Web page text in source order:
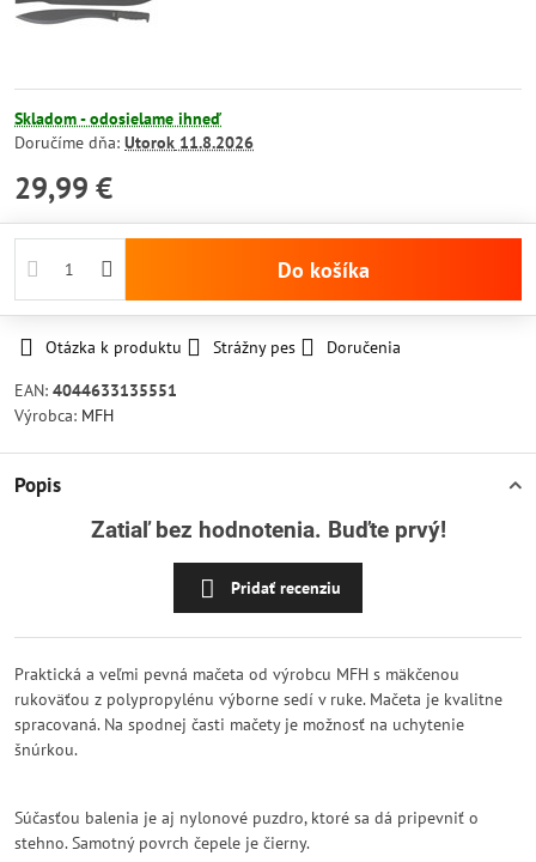
Skladom - odosielame ihneď
Doručíme dňa: Utorok 11.8.2026
29,99 €
Do košíka
Otázka k produktu Strážny pes
Doručenia
EAN: 4044633135551
Výrobca: MFH
Popis
Zatiaľ bez hodnotenia. Buďte prvý!
Pridať recenziu
Praktická a veľmi pevná mačeta od výrobcu MFH s mäkčenou
rukoväťou z polypropylénu výborne sedí v ruke. Mačeta je kvalitne
spracovaná. Na spodnej časti mačety je možnosť na uchytenie
šnúrkou.
Súčasťou balenia je aj nylonové puzdro, ktoré sa dá pripevniť o
stehno. Samotný povrch čepele je čierny.